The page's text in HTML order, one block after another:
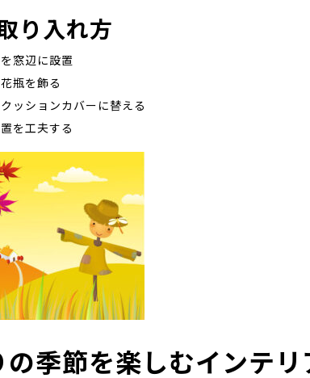
り入れ方
窓辺に設置
瓶を飾る
ッションカバーに替える
を工夫する
季節を楽しむインテリ